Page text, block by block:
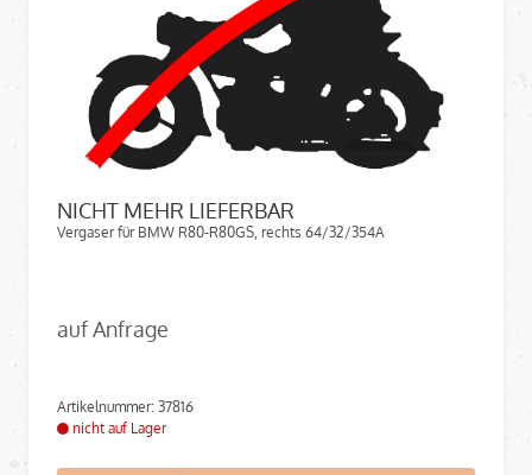
NICHT MEHR LIEFERBAR
Vergaser für BMW R80-R80GS, rechts 64/32/354A
auf Anfrage
Artikelnummer: 37816
nicht auf Lager